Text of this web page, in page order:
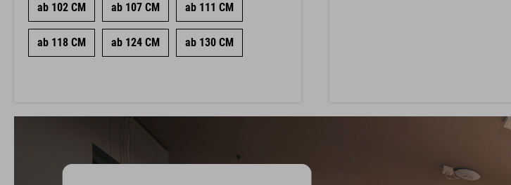
ab 102 CM ab 107 CM ab 111 CM
ab 118 CM ab 124 CM ab 130 CM